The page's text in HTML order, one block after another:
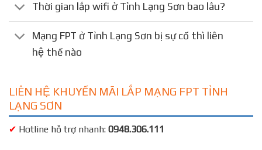
Thời gian lắp wifi ở Tỉnh Lạng Sơn bao lâu?
Mạng FPT ở Tỉnh Lạng Sơn bị sự cố thì liên
hệ thế nào
LIÊN HỆ KHUYẾN MÃI LẮP MẠNG FPT TỈNH
LẠNG SƠN
✔ Hotline hỗ trợ nhanh: 0948.306.111